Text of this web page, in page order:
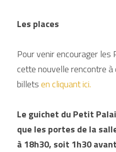
Les places
Pour venir encourager les
cette nouvelle rencontre
billetsen cliquant ici.
Le guichet du Petit
que les portes de la
à 18h30, soit 1h30